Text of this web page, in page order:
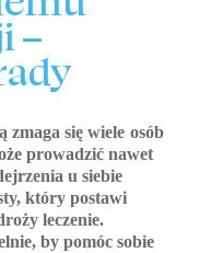
–
się wiele osób
prowadzić nawet
u siebie
który postawi
leczenie.
by pomóc sobie